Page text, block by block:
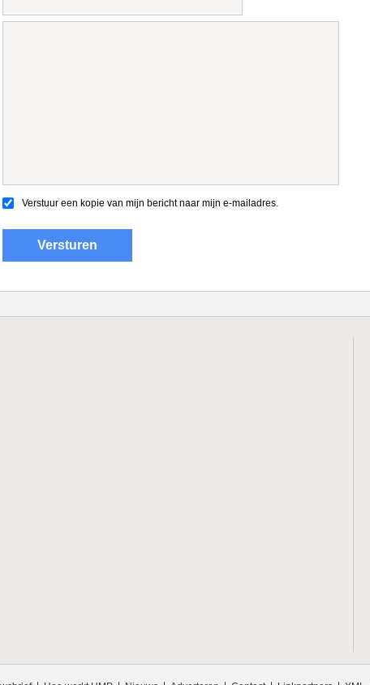
Verstuur een kopie van mijn bericht naar mijn e-mailadres.